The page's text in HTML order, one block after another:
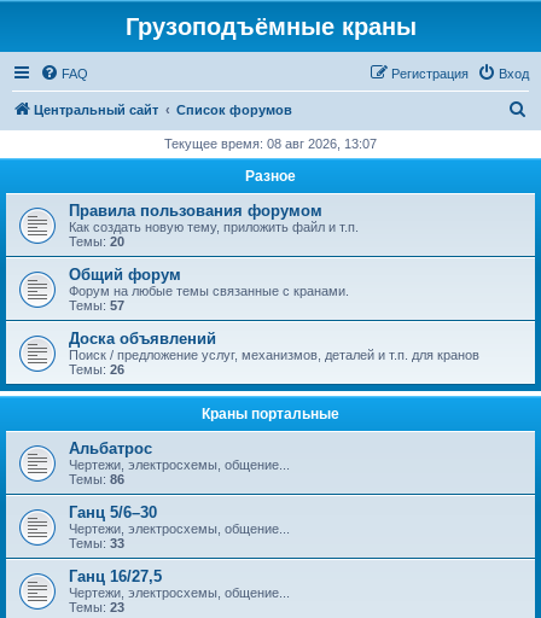
Грузоподъёмные краны
FAQ Вход
Регистрация
Центральный сайт Список форумов
с
Текущее время: 08 авг 2026, 13:07
Разное
Правила пользования форумом
Как создать новую тему, приложить файл и т.п.
Темы: 20
Общий форум
Форум на любые темы связанные с кранами.
Темы: 57
Доска объявлений
Поиск / предложение услуг, механизмов, деталей и т.п. для кранов
Темы: 26
Краны портальные
Альбатрос
Чертежи, электросхемы, общение...
Темы: 86
Ганц 5/6–30
Чертежи, электросхемы, общение...
Темы: 33
Ганц 16/27,5
Чертежи, электросхемы, общение...
Темы: 23